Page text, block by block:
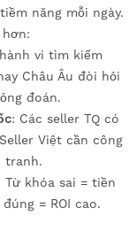
năng mỗi ngày.
vi tìm kiếm
Châu Âu đòi hỏi
đoán.
: Các seller TQ có
Việt cần công
tranh.
Từ khóa sai = tiền
= ROI cao.